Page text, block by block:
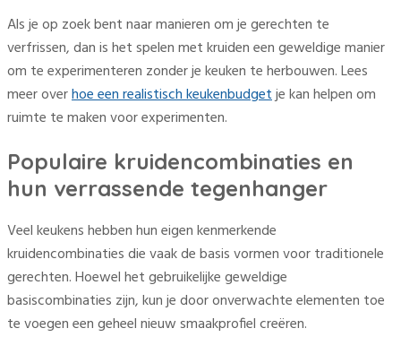
Als je op zoek bent naar manieren om je gerechten te
verfrissen, dan is het spelen met kruiden een geweldige manier
om te experimenteren zonder je keuken te herbouwen. Lees
meer overhoe een realistisch keukenbudgetje kan helpen om
ruimte te maken voor experimenten.
Populaire kruidencombinaties en
hun verrassende tegenhanger
Veel keukens hebben hun eigen kenmerkende
kruidencombinaties die vaak de basis vormen voor traditionele
gerechten. Hoewel het gebruikelijke geweldige
basiscombinaties zijn, kun je door onverwachte elementen toe
te voegen een geheel nieuw smaakprofiel creëren.